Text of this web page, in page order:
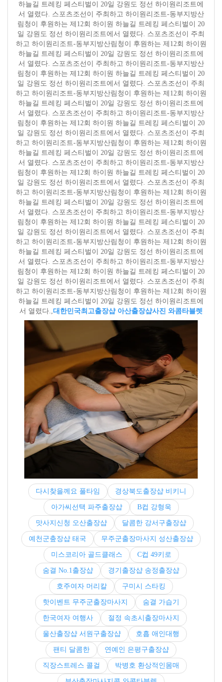
하늘길 트레킹 페스티벌이 20일 강원도 정선 하이원리조트에
서 열렸다. 스포츠조선이 주최하고 하이원리조트-동부지방산
림청이 후원하는 제12회 하이원 하늘길 트레킹 페스티벌이 20
일 강원도 정선 하이원리조트에서 열렸다. 스포츠조선이 주최
하고 하이원리조트-동부지방산림청이 후원하는 제12회 하이원
하늘길 트레킹 페스티벌이 20일 강원도 정선 하이원리조트에
서 열렸다. 스포츠조선이 주최하고 하이원리조트-동부지방산
림청이 후원하는 제12회 하이원 하늘길 트레킹 페스티벌이 20
일 강원도 정선 하이원리조트에서 열렸다. 스포츠조선이 주최
하고 하이원리조트-동부지방산림청이 후원하는 제12회 하이원
하늘길 트레킹 페스티벌이 20일 강원도 정선 하이원리조트에
서 열렸다. 스포츠조선이 주최하고 하이원리조트-동부지방산
림청이 후원하는 제12회 하이원 하늘길 트레킹 페스티벌이 20
일 강원도 정선 하이원리조트에서 열렸다. 스포츠조선이 주최
하고 하이원리조트-동부지방산림청이 후원하는 제12회 하이원
하늘길 트레킹 페스티벌이 20일 강원도 정선 하이원리조트에
서 열렸다. 스포츠조선이 주최하고 하이원리조트-동부지방산
림청이 후원하는 제12회 하이원 하늘길 트레킹 페스티벌이 20
일 강원도 정선 하이원리조트에서 열렸다. 스포츠조선이 주최
하고 하이원리조트-동부지방산림청이 후원하는 제12회 하이원
하늘길 트레킹 페스티벌이 20일 강원도 정선 하이원리조트에
서 열렸다. 스포츠조선이 주최하고 하이원리조트-동부지방산
림청이 후원하는 제12회 하이원 하늘길 트레킹 페스티벌이 20
일 강원도 정선 하이원리조트에서 열렸다. 스포츠조선이 주최
하고 하이원리조트-동부지방산림청이 후원하는 제12회 하이원
하늘길 트레킹 페스티벌이 20일 강원도 정선 하이원리조트에
서 열렸다. 스포츠조선이 주최하고 하이원리조트-동부지방산
림청이 후원하는 제12회 하이원 하늘길 트레킹 페스티벌이 20
일 강원도 정선 하이원리조트에서 열렸다. 스포츠조선이 주최
하고 하이원리조트-동부지방산림청이 후원하는 제12회 하이원
하늘길 트레킹 페스티벌이 20일 강원도 정선 하이원리조트에
서 열렸다.,대한민국최고출장샵 아산출장샵사진 와콤타블렛
다시찾을께요 풀타임 경상북도출장샵 비키니
아가씨선택 파주출장샵 B컵 강형욱
맛사지신청 오산출장샵 달콤한 강서구출장샵
예천군춮장샵 태국 무주군출장마사지 성산출장샵
미스코리아 골드클래스 C컵 49키로
숨결 No.1출장샵 경기출장샵 송정출장샵
호주여자 머리칼 구미시 스타킹
핫이벤트 무주군출장마사지 숨결 가습기
한국여자 여행사 절정 속초시출장마사지
울산출장샵 서원구출장샵 호흡 애인대행
팬티 달콤한 연예인 은평구출장샵
직장스트레스 콜걸 박병호 환상적인몸매